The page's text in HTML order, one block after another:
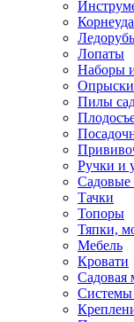
Лопаты
Наборы
Пилы
Ручки и
Садовые
Тачки
Топоры
Тяпки,
Мебель
Кровати
Садовая
Системы